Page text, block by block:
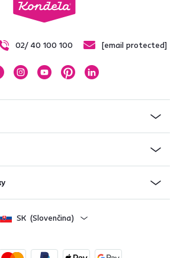
02/ 40 100 100 [email protected]
SK (Slovenčina)